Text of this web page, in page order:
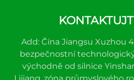
Add: Čína Jiangsu Xuzhou
bezpečnostní
východně od silnice